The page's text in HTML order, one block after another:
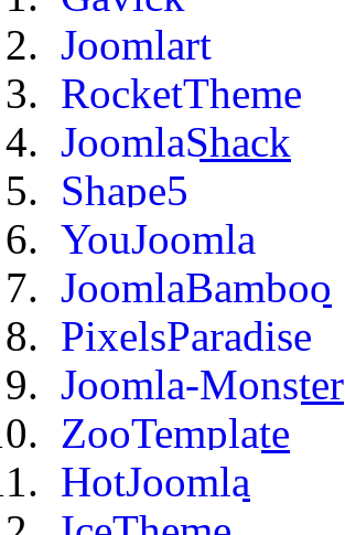
Joomlart
RocketTheme
JoomlaShack
Shape5
YouJoomla
JoomlaBamboo
PixelsParadise
Joomla-Monster
ZooTemplate
HotJoomla